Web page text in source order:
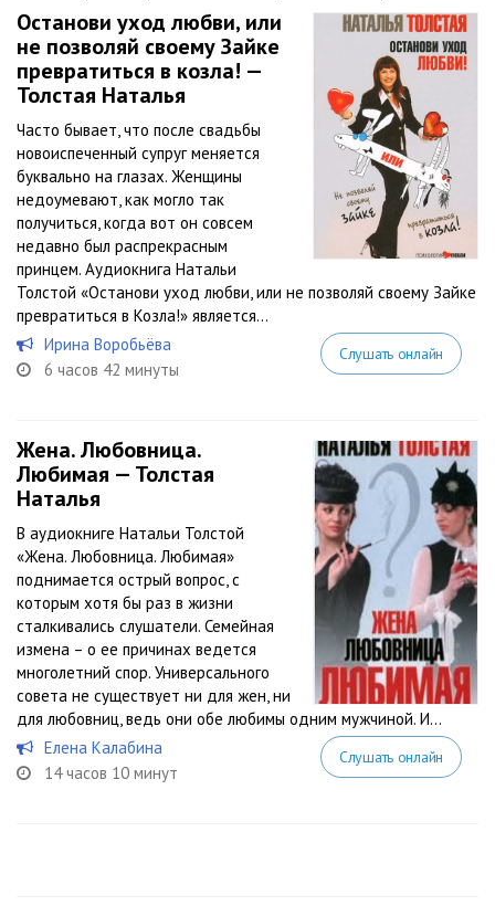
Останови уход любви, или
не позволяй своему Зайке
превратиться в козла! —
Толстая Наталья
Часто бывает, что после свадьбы
новоиспеченный супруг меняется
буквально на глазах. Женщины
недоумевают, как могло так
получиться, когда вот он совсем
недавно был распрекрасным
принцем. Аудиокнига Натальи
Толстой «Останови уход любви, или не позволяй своему Зайке
превратиться в Козла!» является...
Ирина Воробьёва
6 часов 42 минуты
Слушать онлайн
Жена. Любовница.
Любимая — Толстая
Наталья
В аудиокниге Натальи Толстой
«Жена. Любовница. Любимая»
поднимается острый вопрос, с
которым хотя бы раз в жизни
сталкивались слушатели. Семейная
измена – о ее причинах ведется
многолетний спор. Универсального
совета не существует ни для жен, ни
для любовниц, ведь они обе любимы одним мужчиной. И...
Елена Калабина
14 часов 10 минут
Слушать онлайн